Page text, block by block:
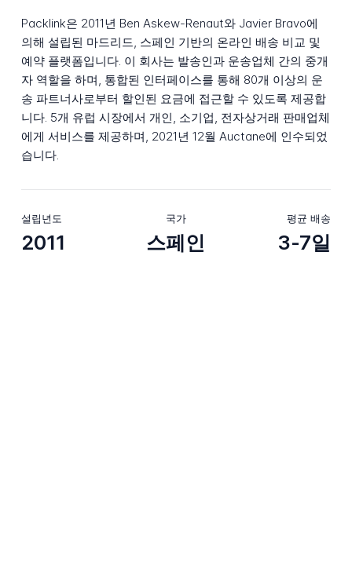
Packlink은 2011년 Ben Askew-Renaut와 Javier Bravo에
의해 설립된 마드리드, 스페인 기반의 온라인 배송 비교 및
예약 플랫폼입니다. 이 회사는 발송인과 운송업체 간의 중개
자 역할을 하며, 통합된 인터페이스를 통해 80개 이상의 운
송 파트너사로부터 할인된 요금에 접근할 수 있도록 제공합
니다. 5개 유럽 시장에서 개인, 소기업, 전자상거래 판매업체
에게 서비스를 제공하며, 2021년 12월 Auctane에 인수되었
습니다.
설립년도
2011
국가
스페인
평균 배송
3-7일